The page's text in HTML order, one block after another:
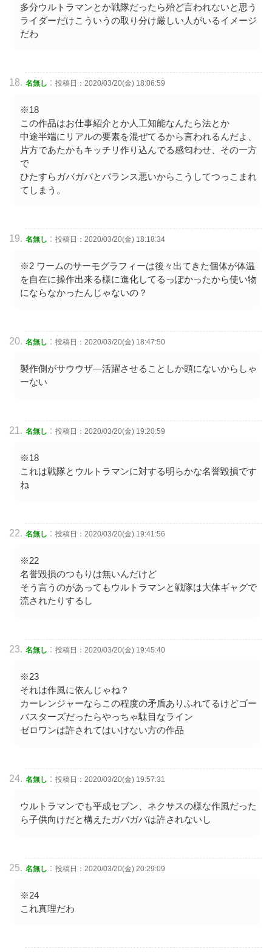
多分ウルトラマンとか戦隊だったら殆ど言われないと思う
ライダーだけこういうの取り分け厳しい人がいるイメージ
だわ
名無し : 投稿日：2020/03/20(金) 18:06:59
※18
この作品はお仕事紹介とか人工知能なんたら法とか
中途半端にリアルの要素を混ぜてるから言われるんだよ、
片方であたかもキッチリ作り込んでる感匂わせ、その一方
で
ひたすらガバガバとバランス悪いからこうしてつっこまれ
てしまう。
名無し : 投稿日：2020/03/20(金) 18:18:34
※2 ワームのサーモグラフィーは後々出てきた個体が体温
を自在に操作出来る様に進化してるっぽかったから使い物
にならなかったんじゃないの？
名無し : 投稿日：2020/03/20(金) 18:47:50
製作側がサウウザ―活躍させることしか頭にないからしゃ
ーない
名無し : 投稿日：2020/03/20(金) 19:20:59
※18
これは戦隊とウルトラマンに対する明らかな名誉毀損です
ね
名無し : 投稿日：2020/03/20(金) 19:41:56
※22
名誉毀損のつもりは無いんだけど
そう言うのがあってもウルトラマンと戦隊は大体ギャグで
流されたりするし
名無し : 投稿日：2020/03/20(金) 19:45:40
※23
それは作風に依んじゃね？
カーレンジャーならこの程度の矛盾ありふれてるけどゴー
バスターズだったらやっちゃ駄目なライン
ゼロワンは許されてはいけない方の作品
名無し : 投稿日：2020/03/20(金) 19:57:31
ウルトラマンでも平成セブン、ネクサスの様な作風だった
ら子供向けだと構えたガバガバは許されないし
名無し : 投稿日：2020/03/20(金) 20:29:09
※24
これ真理だわ